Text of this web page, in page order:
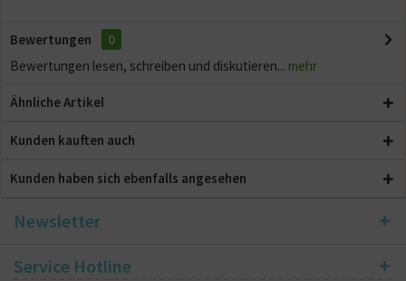
Bewertungen
0
Bewertungen lesen, schreiben und diskutieren... mehr
Ähnliche Artikel
Kunden kauften auch
Kunden haben sich ebenfalls angesehen
Newsletter
Service Hotline